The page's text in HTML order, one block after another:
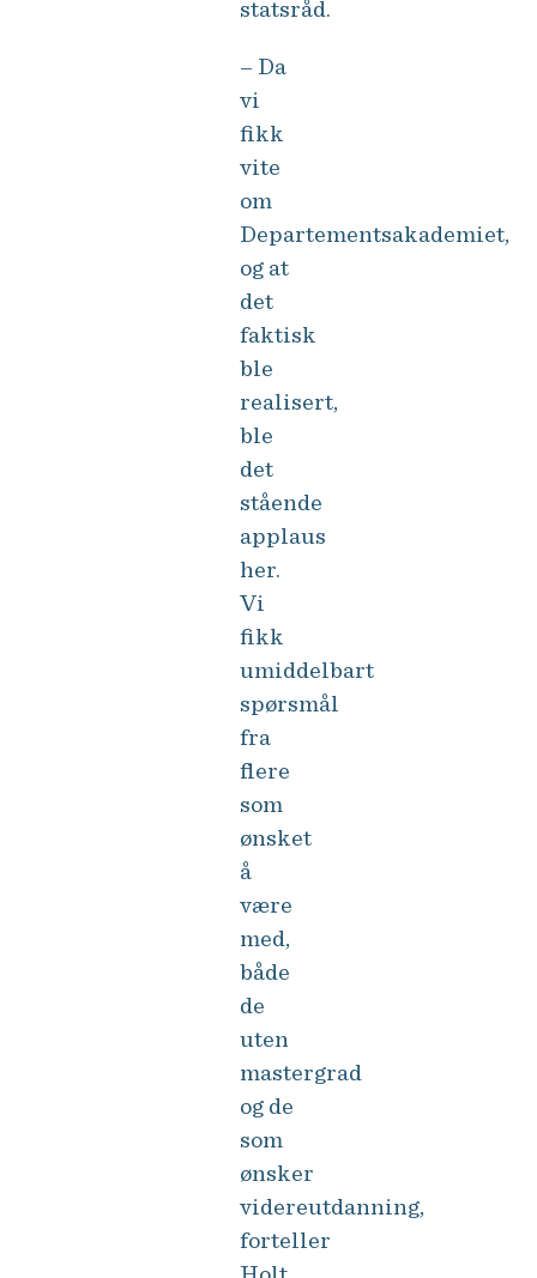
statsråd.
– Da
vi
fikk
vite
om
Departementsakademiet,
og at
det
faktisk
ble
realisert,
ble
det
stående
applaus
her.
Vi
fikk
umiddelbart
spørsmål
fra
flere
som
ønsket
å
være
med,
både
de
uten
mastergrad
og de
som
ønsker
videreutdanning,
forteller